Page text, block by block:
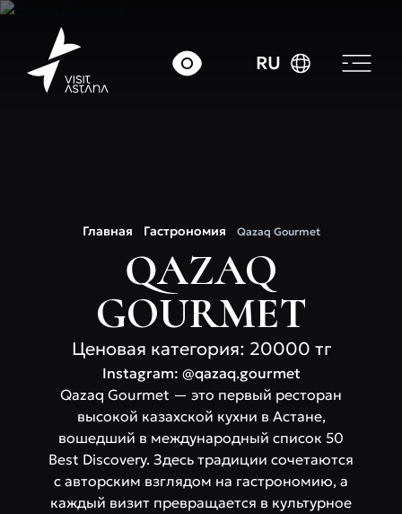
RU
Главная Гастрономия Qazaq Gourmet
QAZAQ
GOURMET
Ценовая категория: 20000 тг
Instagram: @qazaq.gourmet
Qazaq Gourmet — это первый ресторан
высокой казахской кухни в Астане,
вошедший в международный список 50
Best Discovery. Здесь традиции сочетаются
с авторским взглядом на гастрономию, а
каждый визит превращается в культурное